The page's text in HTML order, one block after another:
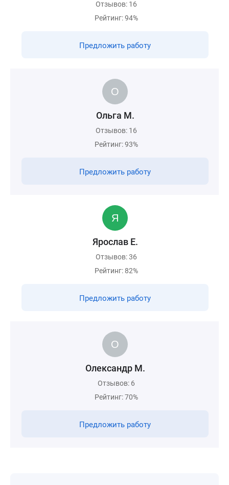
Отзывов: 16
Рейтинг: 94%
Предложить работу
Ольга М.
Отзывов: 16
Рейтинг: 93%
Предложить работу
Ярослав Е.
Отзывов: 36
Рейтинг: 82%
Предложить работу
Олександр М.
Отзывов: 6
Рейтинг: 70%
Предложить работу